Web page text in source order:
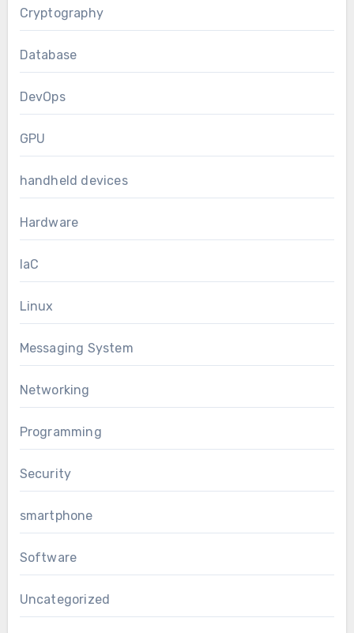
Cryptography
Database
DevOps
GPU
handheld devices
Hardware
IaC
Linux
Messaging System
Networking
Programming
Security
smartphone
Software
Uncategorized